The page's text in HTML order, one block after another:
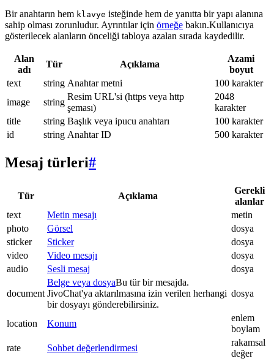
Bir anahtarın hem klavye isteğinde hem de yanıtta bir yapı alanına
sahip olması zorunludur. Ayrıntılar için örneğe bakın.Kullanıcıya
gösterilecek alanların önceliği tabloya azalan sırada kaydedilir.
Alan
adı
Tür Açıklama
Azami
boyut
text
string Anahtar metni
100 karakter
image
string
Resim URL'si (https veya http
şeması)
2048
karakter
title
string Başlık veya ipucu anahtarı
100 karakter
id
string Anahtar ID 500 karakter
Mesaj türleri#
Tür Açıklama
Gerekli
alanlar
text
Metin mesajı
metin
photo
Görsel
dosya
sticker
Sticker
dosya
video
Video mesajı
dosya
audio
Sesli mesaj dosya
document
Belge veya dosyaBu tür bir mesajda.
JivoChat'ya aktarılmasına izin verilen herhangi
bir dosyayı gönderebilirsiniz.
dosya
location Konum
enlem
boylam
rate
Sohbet değerlendirmesi
rakamsal
değer